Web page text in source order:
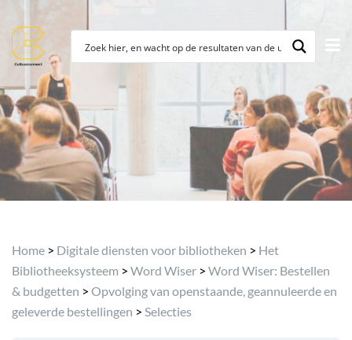
Archief
Home > Digitale diensten voor bibliotheken > Het
Bibliotheeksysteem > Word Wiser > Word Wiser: Bestellen
& budgetten > Opvolging van openstaande, geannuleerde en
geleverde bestellingen > Selecties